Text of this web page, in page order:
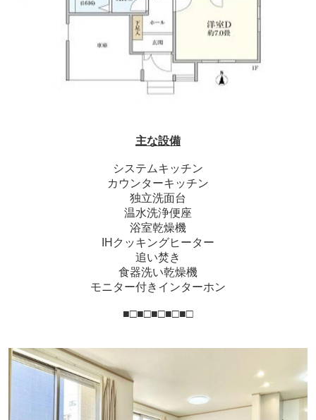
主な設備
システムキッチン
カウンターキッチン
独立洗面台
温水洗浄便座
浴室乾燥機
IHクッキングヒーター
追い焚き
食器洗い乾燥機
モニター付きインターホン
■□■□■□■□■□